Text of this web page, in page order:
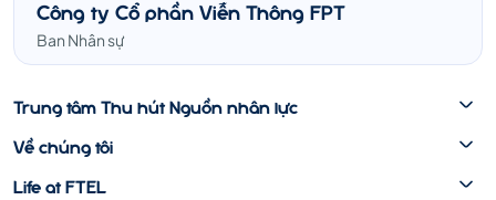
Công ty Cổ phần Viễn Thông FPT
Ban Nhân sự
Trung tâm Thu hút Nguồn nhân lực
Về chúng tôi
Life at FTEL